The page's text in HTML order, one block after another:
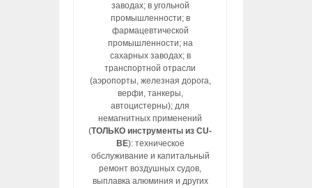
заводах; в угольной
промышленности; в
фармацевтической
промышленности; на
сахарных заводах; в
транспортной отрасли
(аэропорты, железная дорога,
верфи, танкеры,
автоцистерны); для
немагнитных применений
(ТОЛЬКО инструменты из CU-
BE): техническое
обслуживание и капитальный
ремонт воздушных судов,
выплавка алюминия и других